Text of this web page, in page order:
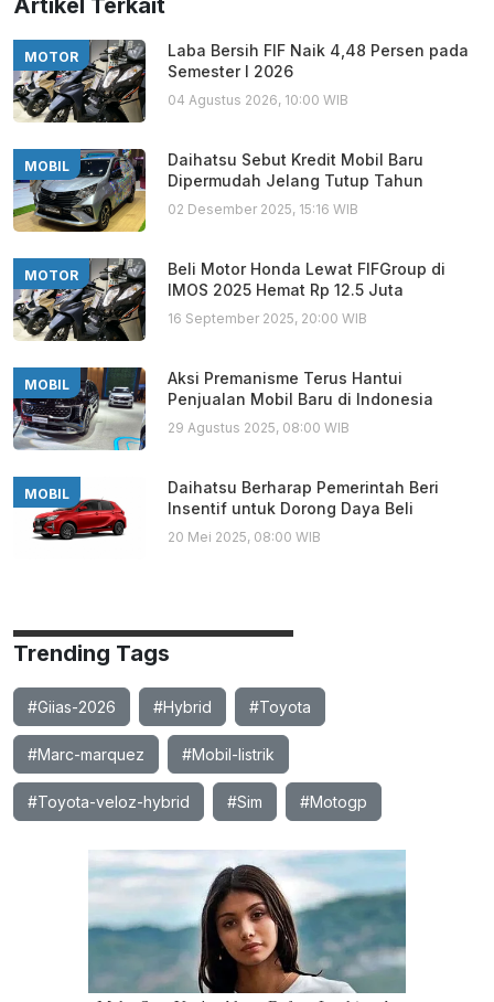
Artikel Terkait
MOTOR
Laba Bersih FIF Naik 4,48 Persen pada
Semester I 2026
04 Agustus 2026, 10:00 WIB
MOBIL
Daihatsu Sebut Kredit Mobil Baru
Dipermudah Jelang Tutup Tahun
02 Desember 2025, 15:16 WIB
MOTOR
Beli Motor Honda Lewat FIFGroup di
IMOS 2025 Hemat Rp 12.5 Juta
16 September 2025, 20:00 WIB
MOBIL
Aksi Premanisme Terus Hantui
Penjualan Mobil Baru di Indonesia
29 Agustus 2025, 08:00 WIB
MOBIL
Daihatsu Berharap Pemerintah Beri
Insentif untuk Dorong Daya Beli
20 Mei 2025, 08:00 WIB
Trending Tags
#Giias-2026 #Hybrid #Toyota
#Marc-marquez #Mobil-listrik
#Toyota-veloz-hybrid #Sim #Motogp